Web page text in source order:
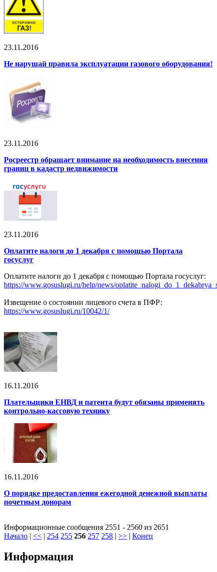
23.11.2016
Не нарушай правила эксплуатации газового оборудования!
23.11.2016
Росреестр обращает внимание на необходимость внесения
границ в кадастр недвижимости
23.11.2016
Оплатите налоги до 1 декабря с помощью Портала
госуслуг
Оплатите налоги до 1 декабря с помощью Портала госуслуг:
https://www.gosuslugi.ru/help/news/
Извещение о состоянии лицевого счета в ПФР:
https://www.gosuslugi.ru/10042/1/
16.11.2016
Плательщики ЕНВД и патента будут обязаны применять
контрольно-кассовую технику
16.11.2016
О порядке предоставления ежегодной денежной выплаты
почетным донорам
Информационные сообщения 2551 - 2560 из 2651
Начало | << | 254 255 256 257 258 | >> | Конец
Информация